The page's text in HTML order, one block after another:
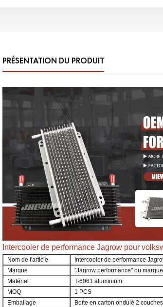
PRÉSENTATION DU PRODUIT
Intercooler de performance Jagrow pour
Nom de l'article
Intercooler de performance
Marque
"Jagrow performance" ou
Matériel
T-6061 aluminium
MOQ
1 PCS
Emballage
Boîte en carton ondulé 2